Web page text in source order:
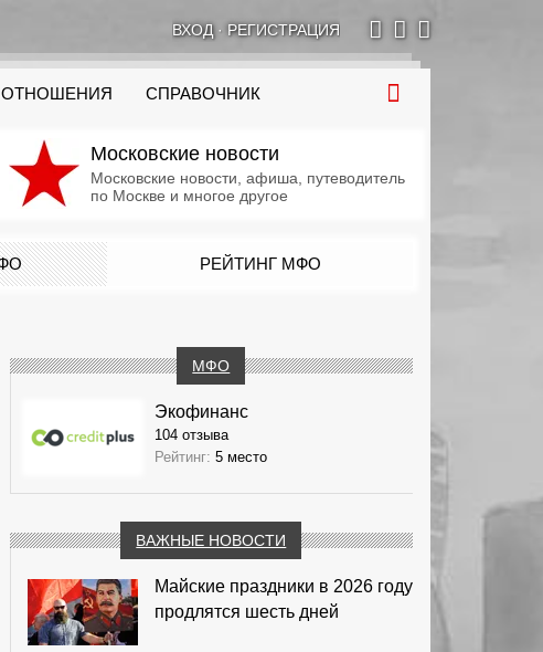
ВХОД· РЕГИСТРАЦИЯ
ОТНОШЕНИЯ СПРАВОЧНИК
Московские новости
Московские новости, афиша, путеводитель
по Москве и многое другое
РЕЙТИНГ МФО
МФО
Экофинанс
104 отзыва
Рейтинг: 5 место
ВАЖНЫЕ НОВОСТИ
Майские праздники в 2026 году
продлятся шесть дней